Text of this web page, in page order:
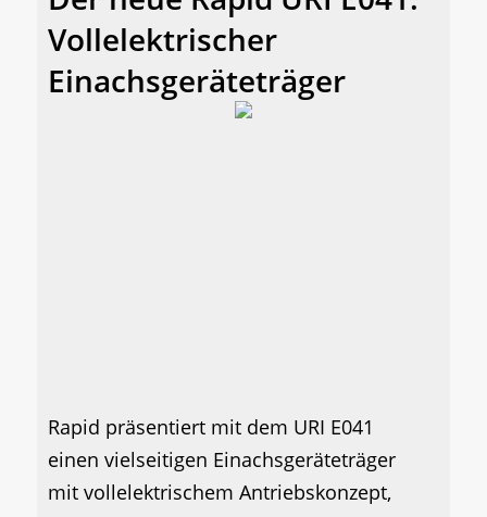
Vollelektrischer
Einachsgeräteträger
Rapid präsentiert mit dem URI E041
einen vielseitigen Einachsgeräteträger
mit vollelektrischem Antriebskonzept,